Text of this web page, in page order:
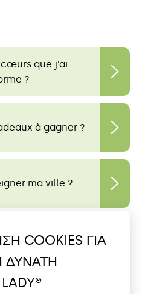
que j’ai
?
à gagner ?
ma ville ?
COOKIES ΓΙΑ
ΔΥΝΑΤΗ